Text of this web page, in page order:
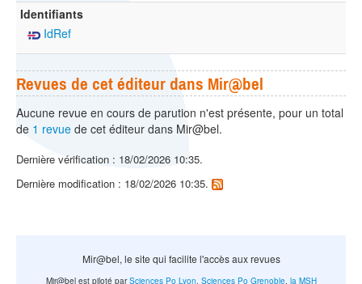
Identifiants
IdRef
Revues de cet éditeur dans Mir@bel
Aucune revue en cours de parution n'est présente, pour un total
de 1 revue de cet éditeur dans Mir@bel.
Dernière vérification : 18/02/2026 10:35.
Dernière modification : 18/02/2026 10:35.
Mir@bel, le site qui facilite l'accès aux revues
Mir@bel est piloté parSciences Po Lyon, Sciences Po Grenoble, la MSH